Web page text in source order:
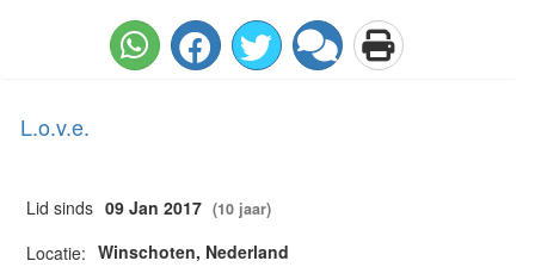
L.o.v.e.
Lid sinds 09 Jan 2017 (10 jaar)
Locatie: Winschoten, Nederland